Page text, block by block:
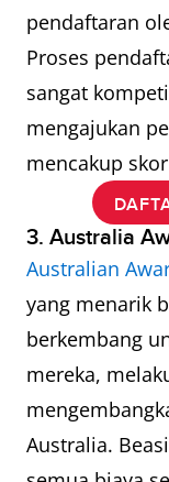
pendaftaran
Proses
sangat
mengajukan
mencakup
3. Australia
Australian
yang menarik
berkembang
mereka,
Australia.